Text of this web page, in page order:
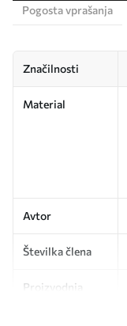
Pogosta vprašanja
Značilnosti
Material
Avtor
Številka člena
Proizvodnja